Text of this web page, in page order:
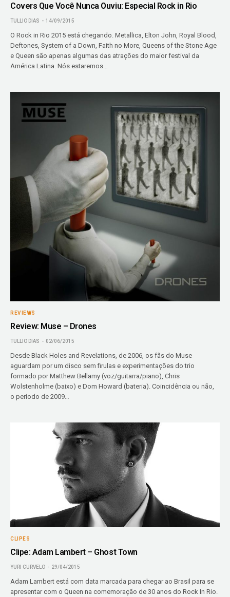
Covers Que Você Nunca Ouviu: Especial Rock in Rio
TULLIO DIAS 14/09/2015
O Rock in Rio 2015 está chegando. Metallica, Elton John, Royal Blood,
Deftones, System of a Down, Faith no More, Queens of the Stone Age
e Queen são apenas algumas das atrações do maior festival da
América Latina. Nós estaremos…
REVIEWS
Review: Muse – Drones
TULLIO DIAS 02/06/2015
Desde Black Holes and Revelations, de 2006, os fãs do Muse
aguardam por um disco sem firulas e experimentações do trio
formado por Matthew Bellamy (voz/guitarra/piano), Chris
Wolstenholme (baixo) e Dom Howard (bateria). Coincidência ou não,
o período de 2009…
CLIPES
Clipe: Adam Lambert – Ghost Town
YURI CURVELO 29/04/2015
Adam Lambert está com data marcada para chegar ao Brasil para se
apresentar com o Queen na comemoração de 30 anos do Rock In Rio.